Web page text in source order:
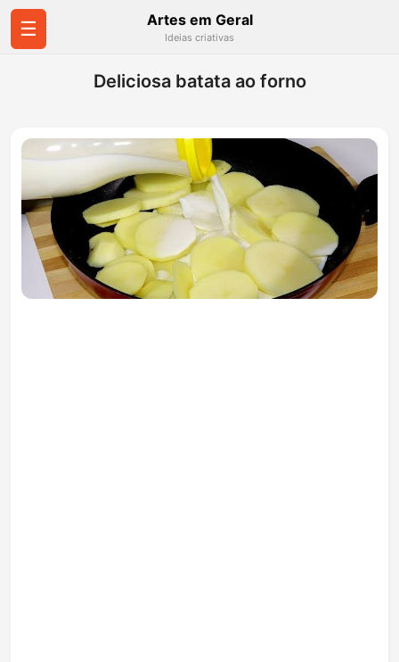
☰ Artes em Geral
Ideias criativas
Deliciosa batata ao forno